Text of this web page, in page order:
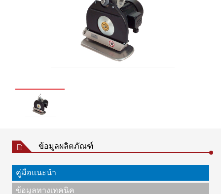
ข้อมูลผลิตภัณฑ์
คู่มือแนะนำ
ข้อมูลทางเทคนิค